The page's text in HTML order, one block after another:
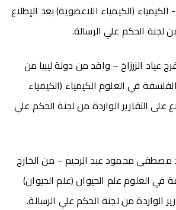
(الكيمياء اللاعضوية) بعد الإطلاع
لجنة الحكم علي الرسالة.
عياد الزرزاخ – وافد من دولة ليبيا من
في العلوم الكيمياء (الكيمياء
على التقارير الواردة من لجنة الحكم علي
مصطفى محمود عبد الرحيم – من الخارج
في العلوم علم الحيوان (علم الحيوان)
الواردة من لجنة الحكم علي الرسالة.